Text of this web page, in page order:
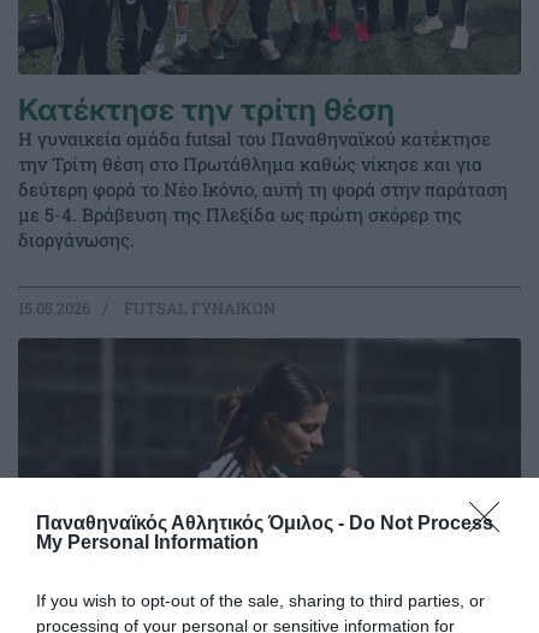
Παναθηναϊκός Αθλητικός Όμιλος - Do Not Process
My Personal Information
If you wish to opt-out of the sale, sharing to third parties, or
processing of your personal or sensitive information for
Κατέκτησε την τρίτη θέση
Η γυναικεία ομάδα futsal του Παναθηναϊκού κατέκτησε
την Τρίτη θέση στο Πρωτάθλημα καθώς νίκησε και για
δεύτερη φορά το Νέο Ικόνιο, αυτή τη φορά στην παράταση
με 5-4. Βράβευση της Πλεξίδα ως πρώτη σκόρερ της
διοργάνωσης.
15.05.2026 FUTSAL ΓΥΝΑΙΚΩΝ